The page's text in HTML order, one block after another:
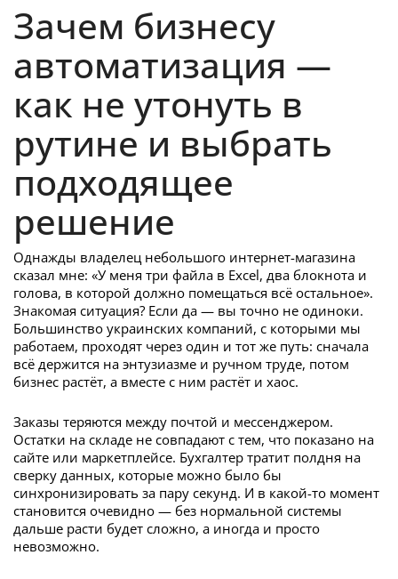
Зачем бизнесу
автоматизация —
как не утонуть в
рутине и выбрать
подходящее
решение
Однажды владелец небольшого интернет-магазина
сказал мне: «У меня три файла в Excel, два блокнота и
голова, в которой должно помещаться всё остальное».
Знакомая ситуация? Если да — вы точно не одиноки.
Большинство украинских компаний, с которыми мы
работаем, проходят через один и тот же путь: сначала
всё держится на энтузиазме и ручном труде, потом
бизнес растёт, а вместе с ним растёт и хаос.
Заказы теряются между почтой и мессенджером.
Остатки на складе не совпадают с тем, что показано на
сайте или маркетплейсе. Бухгалтер тратит полдня на
сверку данных, которые можно было бы
синхронизировать за пару секунд. И в какой-то момент
становится очевидно — без нормальной системы
дальше расти будет сложно, а иногда и просто
невозможно.